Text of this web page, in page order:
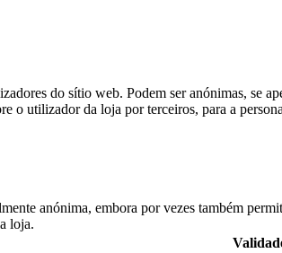
do sítio web. Podem ser anónimas, se
o utilizador da loja por terceiros, para a
anónima, embora por vezes também
loja.